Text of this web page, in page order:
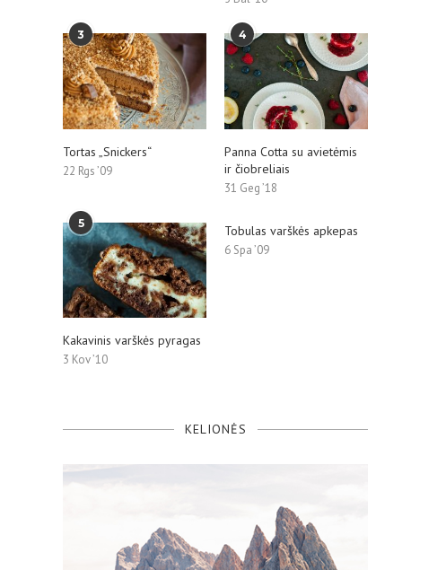
3
Tortas „Snickers“
22 Rgs ’09
4
Panna Cotta su avietėmis
ir čiobreliais
31 Geg ’18
5
Kakavinis varškės pyragas
3 Kov ’10
Tobulas varškės apkepas
6 Spa ’09
KELIONĖS